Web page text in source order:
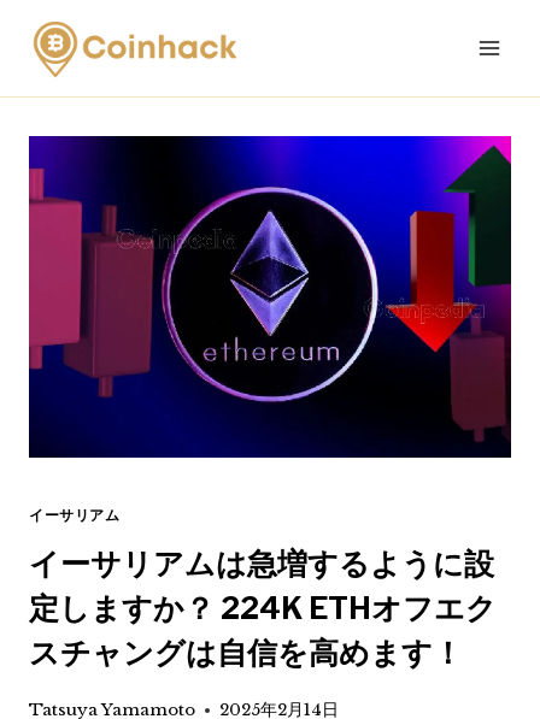
Skip
content
イーサリアム
イーサリアムは急増するように設
定しますか？ 224K ETHオフエク
スチャングは自信を高めます！
Tatsuya Yamamoto 2025年2月14日